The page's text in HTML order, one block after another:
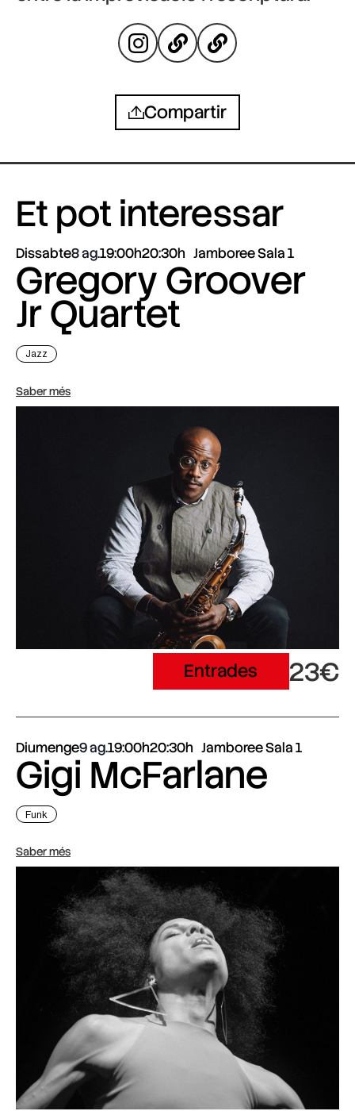
Compartir
Et pot interessar
Dissabte8 ag.19:00h20:30h Jamboree Sala 1
Gregory Groover
Jr Quartet
Jazz
Saber més
Entrades 23€
Diumenge9 ag.19:00h20:30h Jamboree Sala 1
Gigi McFarlane
Funk
Saber més